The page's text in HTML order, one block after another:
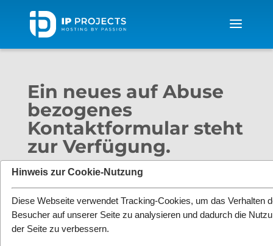
Ein neues auf Abuse
bezogenes
Kontaktformular steht
zur Verfügung.
vonMichael Schinzel|März 6, 2015
Hinweis zur Cookie-Nutzung
Diese Webseite verwendet Tracking-Cookies, um das Verhalten
Besucher auf unserer Seite zu analysieren und dadurch die
der Seite zu verbessern.